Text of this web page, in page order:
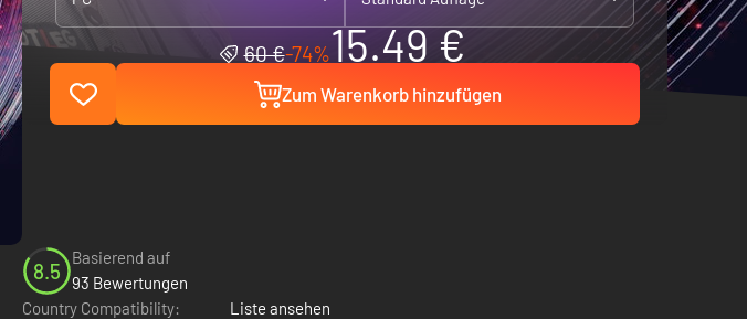
60 €-74%15.49 €
Zum Warenkorb hinzufügen
8.5
Basierend auf
93 Bewertungen
Country Compatibility:
Liste ansehen